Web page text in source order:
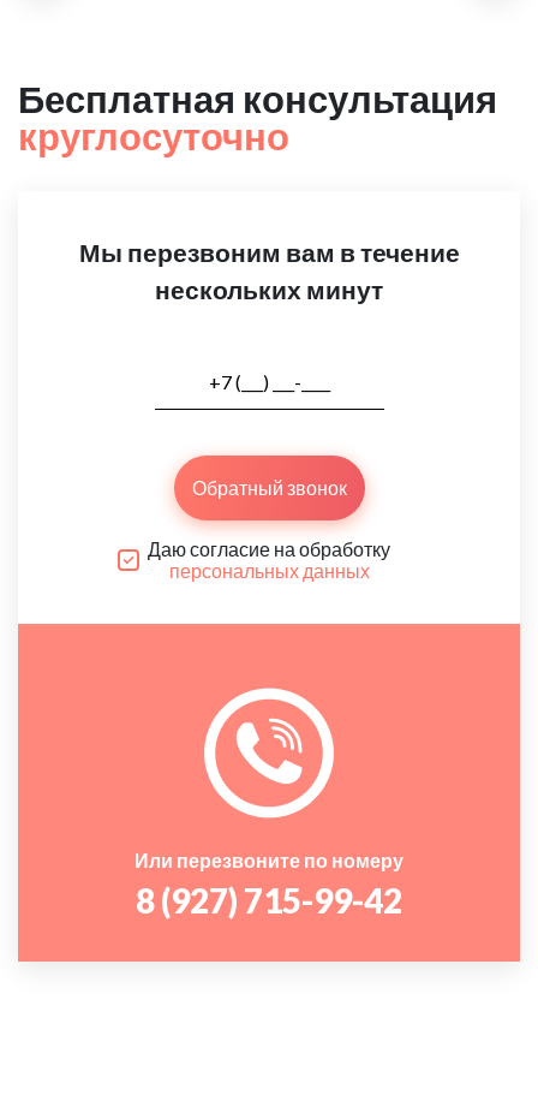
Бесплатная консультация
круглосуточно
Мы перезвоним вам в течение
нескольких минут
Обратный звонок
Даю согласие на обработку
персональных данных
Или перезвоните по номеру
8 (927) 715-99-42